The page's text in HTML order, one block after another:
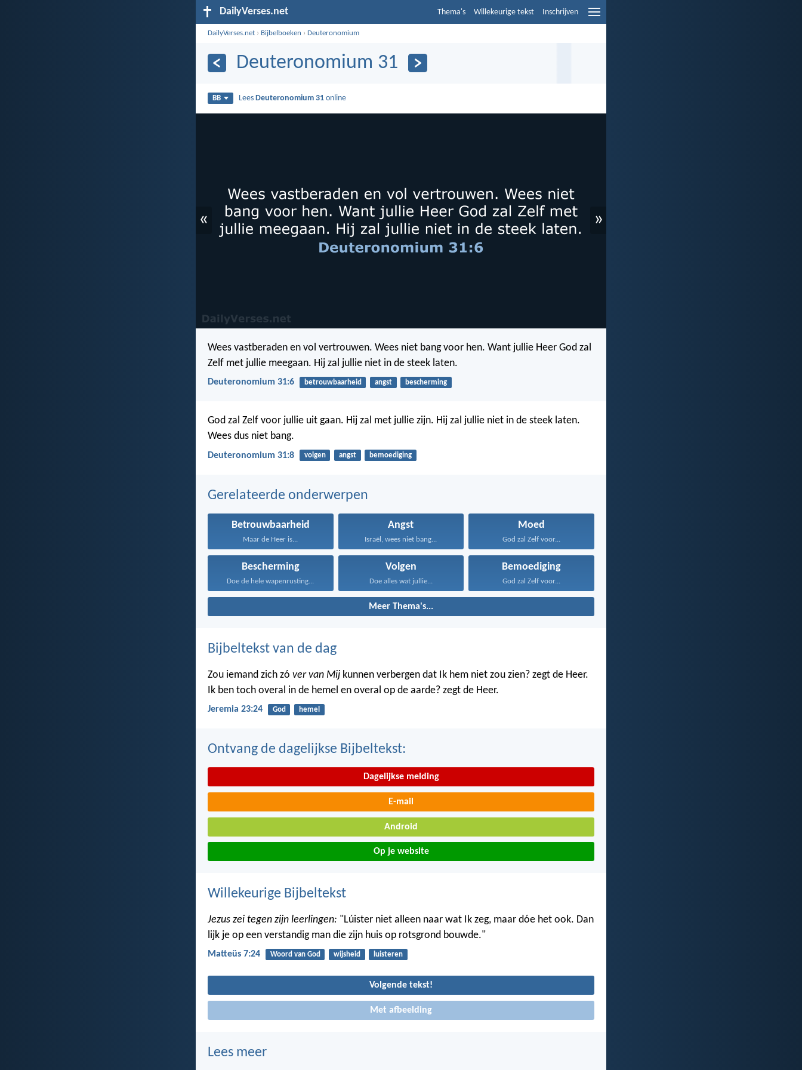
DailyVerses.net Thema's Willekeurige tekst Inschrijven
DailyVerses.net › Bijbelboeken ›Deuteronomium
Deuteronomium 31
BB Lees Deuteronomium 31 online
« »
Wees vastberaden en vol vertrouwen. Wees niet bang voor hen. Want jullie Heer God zal
Zelf met jullie meegaan. Hij zal jullie niet in de steek laten.
Deuteronomium 31:6 betrouwbaarheid angst bescherming
God zal Zelf voor jullie uit gaan. Hij zal met jullie zijn. Hij zal jullie niet in de steek laten.
Wees dus niet bang.
Deuteronomium 31:8 volgen angst bemoediging
Gerelateerde onderwerpen
Betrouwbaarheid
Maar de Heer is...
Angst
Israël, wees niet bang...
Moed
God zal Zelf voor...
Bescherming
Doe de hele wapenrusting...
Volgen
Doe alles wat jullie...
Bemoediging
God zal Zelf voor...
Meer Thema's...
Bijbeltekst van de dag
Zou iemand zich zó ver van Mij kunnen verbergen dat Ik hem niet zou zien? zegt de Heer.
Ik ben toch overal in de hemel en overal op de aarde? zegt de Heer.
Jeremia 23:24 God hemel
Ontvang de dagelijkse Bijbeltekst:
Dagelijkse melding
E-mail
Android
Op je website
Willekeurige Bijbeltekst
Jezus zei tegen zijn leerlingen: "Lúister niet alleen naar wat Ik zeg, maar dóe het ook. Dan
lijk je op een verstandig man die zijn huis op rotsgrond bouwde."
Matteüs 7:24 Woord van God wijsheid luisteren
Volgende tekst!
Met afbeelding
Lees meer